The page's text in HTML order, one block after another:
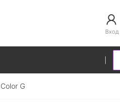
Вход
G